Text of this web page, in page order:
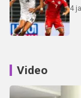
4
Video